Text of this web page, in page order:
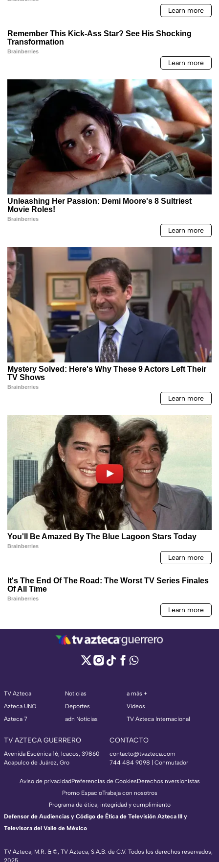
TV Azteca
Azteca UNO
Azteca 7
Noticias
Deportes
adn Noticias
a más +
Videos
TV Azteca Internacional
TV AZTECA GUERRERO
Avenida Escénica 16, Icacos, 39860
Acapulco de Juárez, Gro
CONTACTO
contacto@tvazteca.com
744 484 9098 | Conmutador
TV Azteca, M.R. & ©, TV Azteca, S.A.B. de C.V. Todos los derechos reservados,
2025.
Aviso de privacidadPreferencias de CookiesDerechosInversionistas
Promo EspacioTrabaja con nosotros
Programa de ética, integridad y cumplimiento
Defensor de Audiencias y Código de Ética de Televisión Azteca III y
Televisora del Valle de México